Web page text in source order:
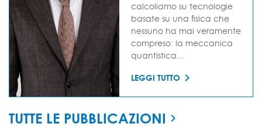
calcoliamo su tecnologie
basate su una fisica che
nessuno ha mai veramente
compreso: la meccanica
quantistica...
LEGGI TUTTO
TUTTE LE PUBBLICAZIONI